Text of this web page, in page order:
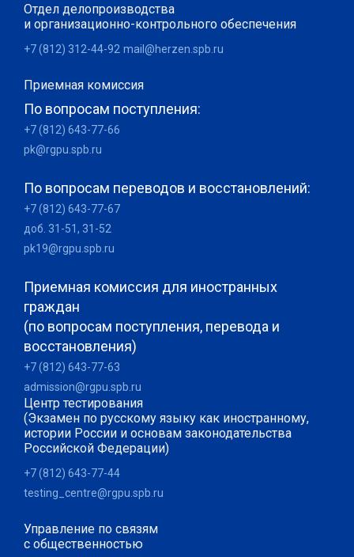
Отдел делопроизводства
и организационно-контрольного обеспечения
+7 (812) 312-44-92 mail@herzen.spb.ru
Приемная комиссия
По вопросам поступления:
+7 (812) 643-77-66
pk@rgpu.spb.ru
По вопросам переводов и восстановлений:
+7 (812) 643-77-67
доб. 31-51, 31-52
pk19@rgpu.spb.ru
Приемная комиссия для иностранных
граждан
(по вопросам поступления, перевода и
восстановления)
+7 (812) 643-77-63
admission@rgpu.spb.ru
Центр тестирования
(Экзамен по русскому языку как иностранному,
истории России и основам законодательства
Российской Федерации)
+7 (812) 643-77-44
testing_centre@rgpu.spb.ru
Управление по связям
с общественностью